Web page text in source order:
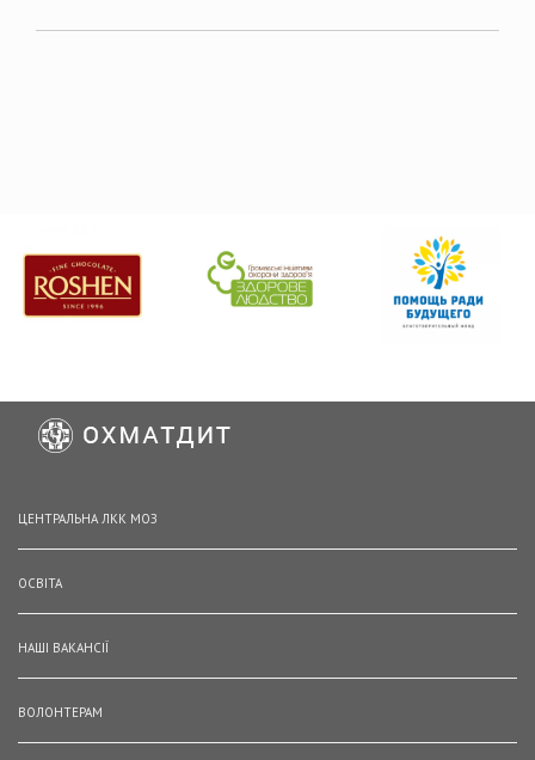
ЦЕНТРАЛЬНА ЛКК МОЗ
ОСВІТА
НАШІ ВАКАНСІЇ
ВОЛОНТЕРАМ